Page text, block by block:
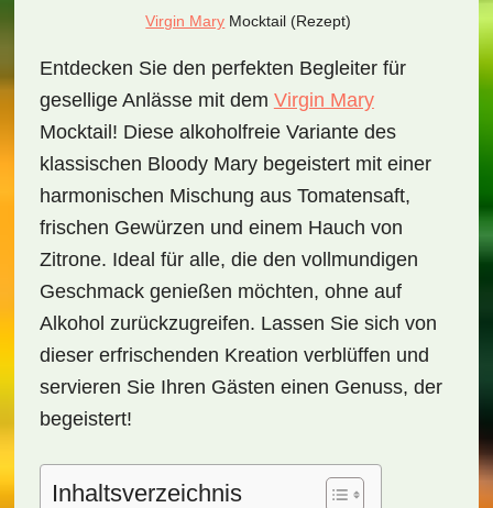
Virgin Mary Mocktail (Rezept)
Entdecken Sie den perfekten Begleiter für
gesellige Anlässe mit dem Virgin Mary
Mocktail! Diese alkoholfreie Variante des
klassischen Bloody Mary begeistert mit einer
harmonischen Mischung aus Tomatensaft,
frischen Gewürzen und einem Hauch von
Zitrone. Ideal für alle, die den vollmundigen
Geschmack genießen möchten, ohne auf
Alkohol zurückzugreifen. Lassen Sie sich von
dieser erfrischenden Kreation verblüffen und
servieren Sie Ihren Gästen einen Genuss, der
begeistert!
Inhaltsverzeichnis